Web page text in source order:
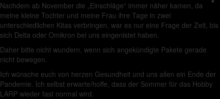
Nachdem ab November die „Einschläge“ immer näher kamen, da
meine kleine Tochter und meine Frau ihre Tage in zwei
unterschiedlichen Kitas verbringen, war es nur eine Frage der Zeit, bis
sich Delta oder Omikron bei uns eingenistet haben.
Daher bitte nicht wundern, wenn sich angekündigte Pakete gerade
nicht bewegen.
Ich wünsche euch von herzen Gesundheit und uns allen ein Ende der
Pandemie. Ich selbst erwarte/hoffe, dass der Sommer für das Hobby
LARP wieder fast normal wird.